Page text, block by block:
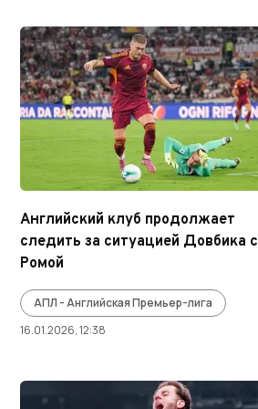
Английский клуб продолжает
следить за ситуацией Довбика с
Ромой
АПЛ - Английская Премьер-лига
16.01.2026, 12:38